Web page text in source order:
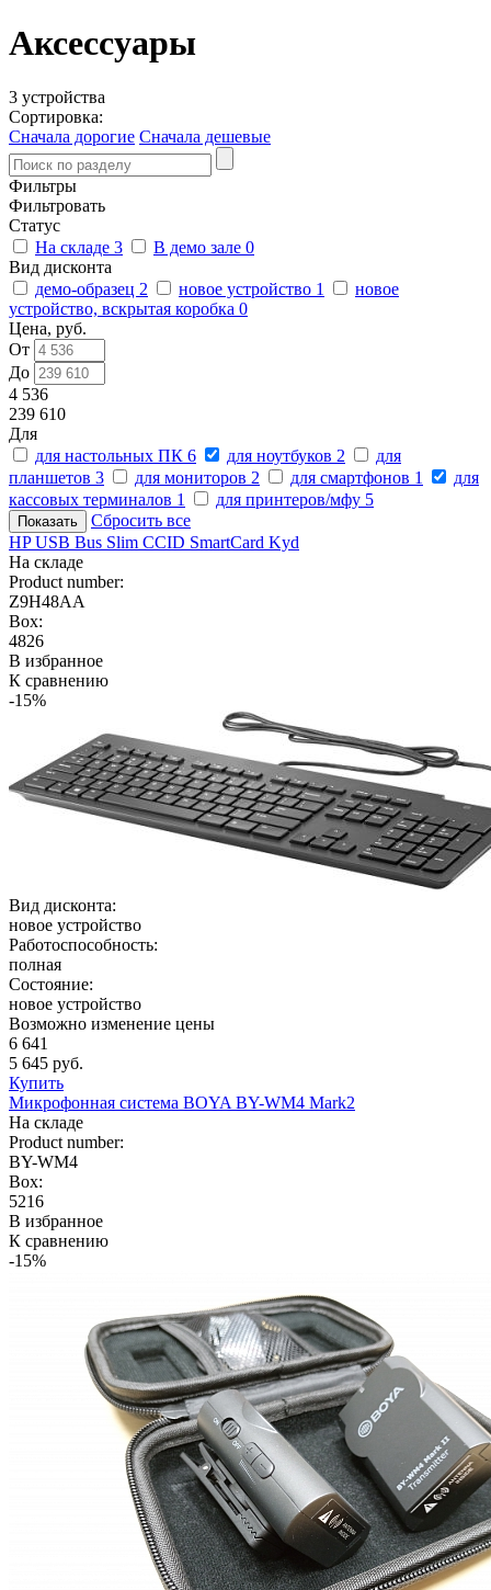
Аксессуары
3 устройства
Сортировка:
Сначала дорогие Сначала дешевые
Фильтры
Фильтровать
Статус
На складе 3 В демо зале 0
Вид дисконта
демо-образец 2 новое устройство 1
новое
устройство, вскрытая коробка 0
Цена, руб.
От
До
4 536
239 610
Для
для настольных ПК 6 для ноутбуков 2
для
планшетов 3 для мониторов 2 для смартфонов 1
для
кассовых терминалов 1 для принтеров/мфу 5
Сбросить все
HP USB Bus Slim CCID SmartCard Kyd
На складе
Product number:
Z9H48AA
Box:
4826
В избранное
К сравнению
-15%
Вид дисконта:
новое устройство
Работоспособность:
полная
Состояние:
новое устройство
Возможно изменение цены
6 641
5 645 руб.
Купить
Микрофонная система BOYA BY-WM4 Mark2
На складе
Product number:
BY-WM4
Box:
5216
В избранное
К сравнению
-15%